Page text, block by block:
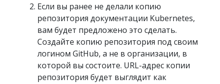
Если вы ранее не делали копию
репозитория документации Kubernetes,
вам будет предложено это сделать.
Создайте копию репозитория под своим
логином GitHub, а не в организации, в
которой вы состоите. URL-адрес копии
репозитория будет выглядит как